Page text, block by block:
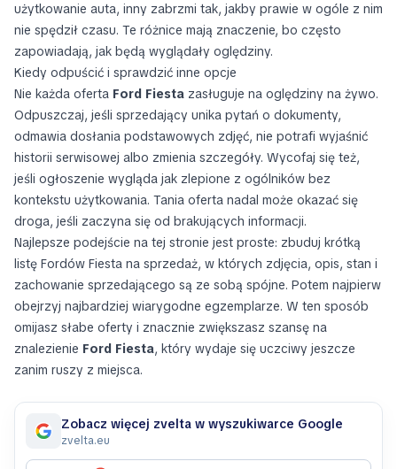
użytkowanie auta, inny zabrzmi tak, jakby prawie w ogóle z nim
nie spędził czasu. Te różnice mają znaczenie, bo często
zapowiadają, jak będą wyglądały oględziny.
Kiedy odpuścić i sprawdzić inne opcje
Nie każda oferta Ford Fiesta zasługuje na oględziny na żywo.
Odpuszczaj, jeśli sprzedający unika pytań o dokumenty,
odmawia dosłania podstawowych zdjęć, nie potrafi wyjaśnić
historii serwisowej albo zmienia szczegóły. Wycofaj się też,
jeśli ogłoszenie wygląda jak zlepione z ogólników bez
kontekstu użytkowania. Tania oferta nadal może okazać się
droga, jeśli zaczyna się od brakujących informacji.
Najlepsze podejście na tej stronie jest proste: zbuduj krótką
listę Fordów Fiesta na sprzedaż, w których zdjęcia, opis, stan i
zachowanie sprzedającego są ze sobą spójne. Potem najpierw
obejrzyj najbardziej wiarygodne egzemplarze. W ten sposób
omijasz słabe oferty i znacznie zwiększasz szansę na
znalezienie Ford Fiesta, który wydaje się uczciwy jeszcze
zanim ruszy z miejsca.
Zobacz więcej zvelta w wyszukiwarce Google
zvelta.eu